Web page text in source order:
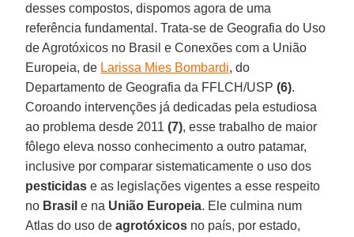
desses compostos, dispomos agora de uma
referência fundamental. Trata-se de Geografia do Uso
de Agrotóxicos no Brasil e Conexões com a União
Europeia, de Larissa Mies Bombardi, do
Departamento de Geografia da FFLCH/USP(6).
Coroando intervenções já dedicadas pela estudiosa
ao problema desde 2011(7), esse trabalho de maior
fôlego eleva nosso conhecimento a outro patamar,
inclusive por comparar sistematicamente o uso dos
pesticidas e as legislações vigentes a esse respeito
no Brasil e na União Europeia. Ele culmina num
Atlas do uso deagrotóxicos no país, por estado,